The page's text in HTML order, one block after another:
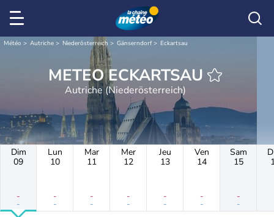
Météo Autriche Niederösterreich Gänserndorf Eckartsau
METEO ECKARTSAU
Autriche (Niederösterreich)
Dim
09
-
-
Lun
10
-
-
Mar
11
-
-
Mer
12
-
-
Jeu
13
-
-
Ven
14
-
-
Sam
15
-
-